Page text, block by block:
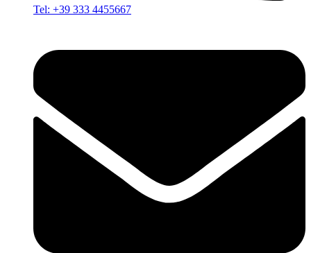
Tel: +39 333 4455667